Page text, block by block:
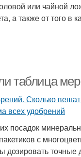
или чайной
а также от того в
таблица мер
посадок
с
дозировать